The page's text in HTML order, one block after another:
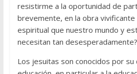
resistirme a la oportunidad de
brevemente, en la obra vivificante
espiritual que nuestro mundo y
necesitan tan desesperadamente?
Los jesuitas son conocidos por su